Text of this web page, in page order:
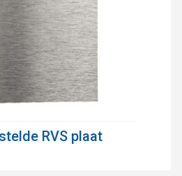
RVS plaat